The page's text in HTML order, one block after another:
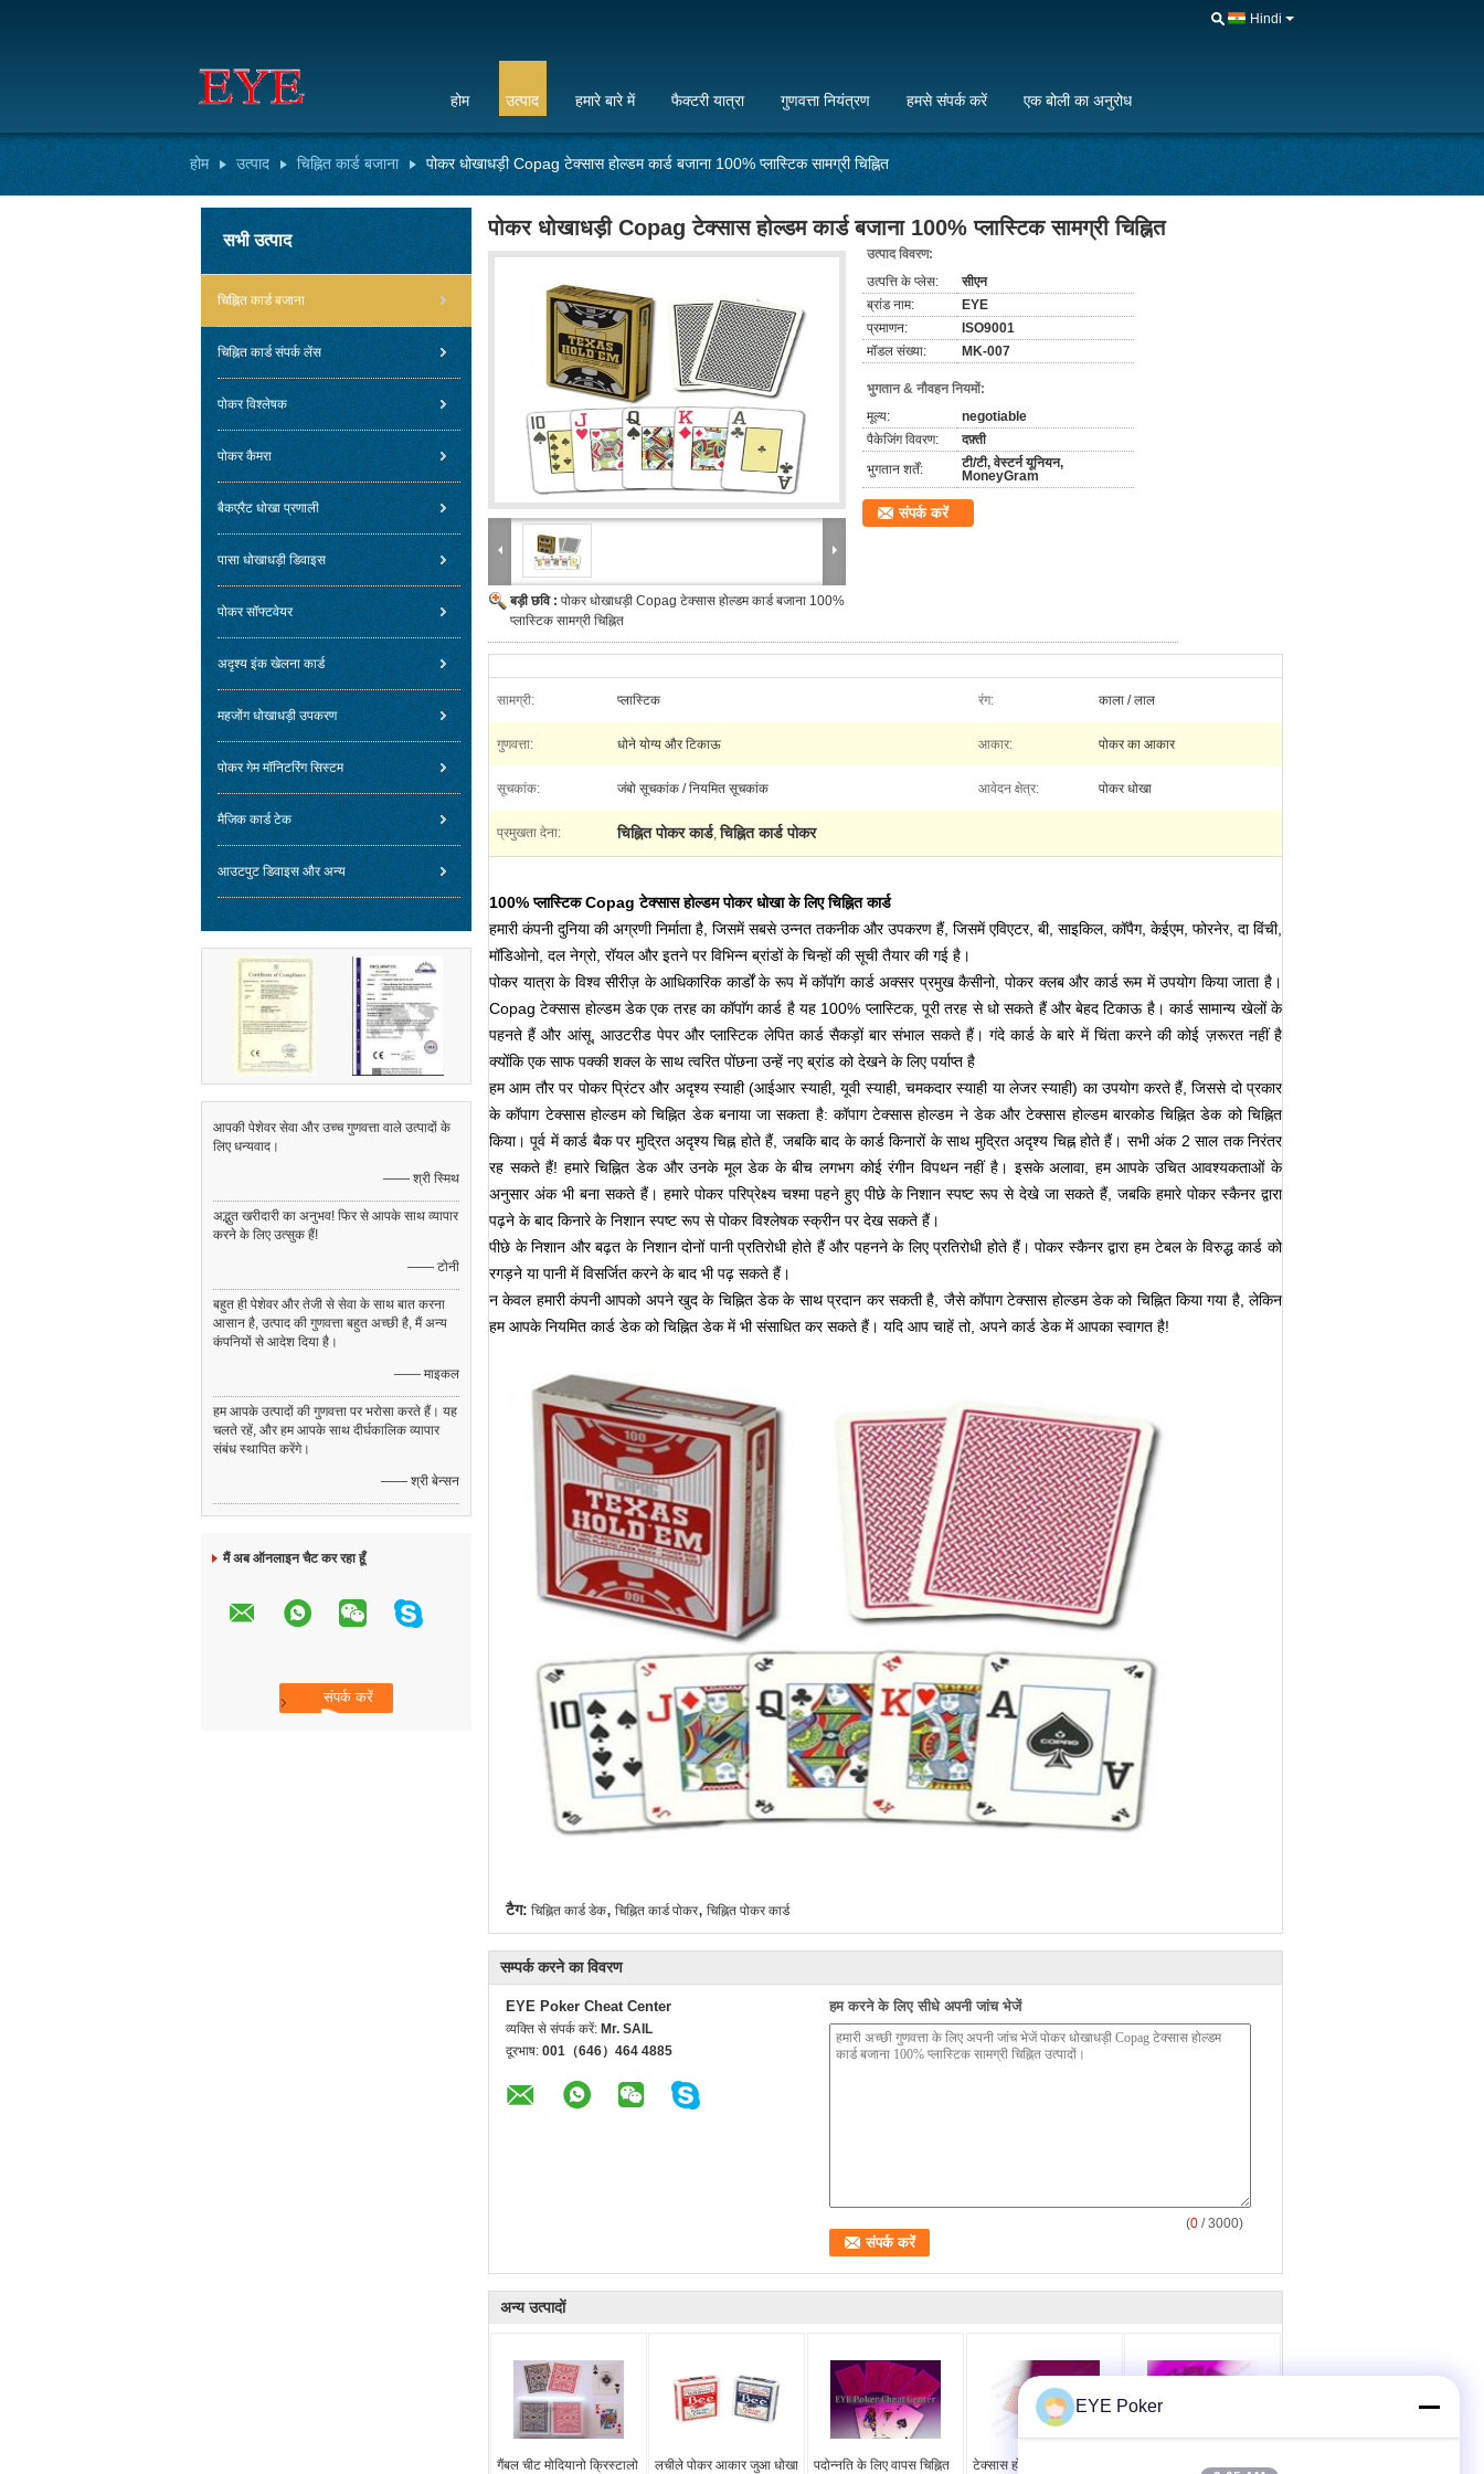
Hindi
होम उत्पाद हमारे बारे में फैक्टरी यात्रा गुणवत्ता नियंत्रण हमसे संपर्क करें एक बोली का अनुरोध
होम उत्पाद चिह्नित कार्ड बजाना पोकर धोखाधड़ी Copag टेक्सास होल्डम कार्ड बजाना 100% प्लास्टिक सामग्री चिह्नित
सभी उत्पाद
चिह्नित कार्ड बजाना
चिह्नित कार्ड संपर्क लेंस
पोकर विश्लेषक
पोकर कैमरा
बैकएरैट धोखा प्रणाली
पासा धोखाधड़ी डिवाइस
पोकर सॉफ्टवेयर
अदृश्य इंक खेलना कार्ड
महजोंग धोखाधड़ी उपकरण
पोकर गेम मॉनिटरिंग सिस्टम
मैजिक कार्ड टेक
आउटपुट डिवाइस और अन्य
आपकी पेशेवर सेवा और उच्च गुणवत्ता वाले उत्पादों के
लिए धन्यवाद।
—— श्री स्मिथ
अद्भुत खरीदारी का अनुभव! फिर से आपके साथ व्यापार
करने के लिए उत्सुक हैं!
—— टोनी
बहुत ही पेशेवर और तेजी से सेवा के साथ बात करना
आसान है, उत्पाद की गुणवत्ता बहुत अच्छी है, मैं अन्य
कंपनियों से आदेश दिया है।
—— माइकल
हम आपके उत्पादों की गुणवत्ता पर भरोसा करते हैं। यह
चलते रहें, और हम आपके साथ दीर्घकालिक व्यापार
संबंध स्थापित करेंगे।
—— श्री बेन्सन
मैं अब ऑनलाइन चैट कर रहा हूँ
पोकर धोखाधड़ी Copag टेक्सास होल्डम कार्ड बजाना 100% प्लास्टिक सामग्री चिह्नित
बड़ी छवि : पोकर धोखाधड़ी Copag टेक्सास होल्डम कार्ड बजाना 100%
प्लास्टिक सामग्री चिह्नित
उत्पाद विवरण:
उत्पत्ति के प्लेस:
सीएन
ब्रांड नाम:
EYE
प्रमाणन:
ISO9001
मॉडल संख्या:
MK-007
भुगतान & नौवहन नियमों:
मूल्य:
negotiable
पैकेजिंग विवरण:
दफ़्ती
भुगतान शर्तें:
टी/टी, वेस्टर्न यूनियन,
MoneyGram
संपर्क करें
सामग्री: प्लास्टिक रंग: काला / लाल
गुणवत्ता: धोने योग्य और टिकाऊ आकार: पोकर का आकार
सूचकांक: जंबो सूचकांक / नियमित सूचकांक आवेदन क्षेत्र: पोकर धोखा
प्रमुखता देना: चिह्नित पोकर कार्ड,चिह्नित कार्ड पोकर
100% प्लास्टिक Copag टेक्सास होल्डम पोकर धोखा के लिए चिह्नित कार्ड
हमारी कंपनी दुनिया की अग्रणी निर्माता है, जिसमें सबसे उन्नत तकनीक और उपकरण हैं, जिसमें एविएटर, बी, साइकिल, कॉपैग, केईएम, फोरनेर, दा विंची,
मॉडिओनो, दल नेग्रो, रॉयल और इतने पर विभिन्न ब्रांडों के चिन्हों की सूची तैयार की गई है।
पोकर यात्रा के विश्व सीरीज़ के आधिकारिक कार्डों के रूप में कॉपाॅग कार्ड अक्सर प्रमुख कैसीनो, पोकर क्लब और कार्ड रूम में उपयोग किया जाता है।
Copag टेक्सास होल्डम डेक एक तरह का कॉपाॅग कार्ड है यह 100% प्लास्टिक, पूरी तरह से धो सकते हैं और बेहद टिकाऊ है। कार्ड सामान्य खेलों के
पहनते हैं और आंसू, आउटरीड पेपर और प्लास्टिक लेपित कार्ड सैकड़ों बार संभाल सकते हैं। गंदे कार्ड के बारे में चिंता करने की कोई ज़रूरत नहीं है
क्योंकि एक साफ पक्की शक्ल के साथ त्वरित पोंछना उन्हें नए ब्रांड को देखने के लिए पर्याप्त है
हम आम तौर पर पोकर प्रिंटर और अदृश्य स्याही (आईआर स्याही, यूवी स्याही, चमकदार स्याही या लेजर स्याही) का उपयोग करते हैं, जिससे दो प्रकार
के कॉपाग टेक्सास होल्डम को चिह्नित डेक बनाया जा सकता है: कॉपाग टेक्सास होल्डम ने डेक और टेक्सास होल्डम बारकोड चिह्नित डेक को चिह्नित
किया। पूर्व में कार्ड बैक पर मुद्रित अदृश्य चिह्न होते हैं, जबकि बाद के कार्ड किनारों के साथ मुद्रित अदृश्य चिह्न होते हैं। सभी अंक 2 साल तक निरंतर
रह सकते हैं! हमारे चिह्नित डेक और उनके मूल डेक के बीच लगभग कोई रंगीन विपथन नहीं है। इसके अलावा, हम आपके उचित आवश्यकताओं के
अनुसार अंक भी बना सकते हैं। हमारे पोकर परिप्रेक्ष्य चश्मा पहने हुए पीछे के निशान स्पष्ट रूप से देखे जा सकते हैं, जबकि हमारे पोकर स्कैनर द्वारा
पढ़ने के बाद किनारे के निशान स्पष्ट रूप से पोकर विश्लेषक स्क्रीन पर देख सकते हैं।
पीछे के निशान और बढ़त के निशान दोनों पानी प्रतिरोधी होते हैं और पहनने के लिए प्रतिरोधी होते हैं। पोकर स्कैनर द्वारा हम टेबल के विरुद्ध कार्ड को
रगड़ने या पानी में विसर्जित करने के बाद भी पढ़ सकते हैं।
न केवल हमारी कंपनी आपको अपने खुद के चिह्नित डेक के साथ प्रदान कर सकती है, जैसे कॉपाग टेक्सास होल्डम डेक को चिह्नित किया गया है, लेकिन
हम आपके नियमित कार्ड डेक को चिह्नित डेक में भी संसाधित कर सकते हैं। यदि आप चाहें तो, अपने कार्ड डेक में आपका स्वागत है!
टैग: चिह्नित कार्ड डेक, चिह्नित कार्ड पोकर, चिह्नित पोकर कार्ड
सम्पर्क करने का विवरण
EYE Poker Cheat Center
व्यक्ति से संपर्क करें: Mr. SAIL
दूरभाष: 001（646）464 4885
हम करने के लिए सीधे अपनी जांच भेजें
(0 / 3000)
अन्य उत्पादों
गैंबल चीट मोदियानो क्रिस्टालो लचीले पोकर आकार जुआ धोखा पदोन्नति के लिए वापस चिह्नित टेक्सास होल्डम में जुआ खेलने टिकाऊ केईएम चिह्नित
EYE Poker